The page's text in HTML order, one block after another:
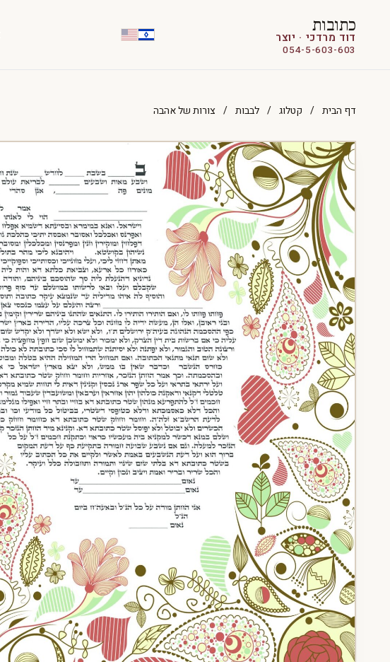
כתובות
דוד מרדכי · יוצר
054-5-603-603
דף הבית / קטלוג / לבבות / צורות של אהבה